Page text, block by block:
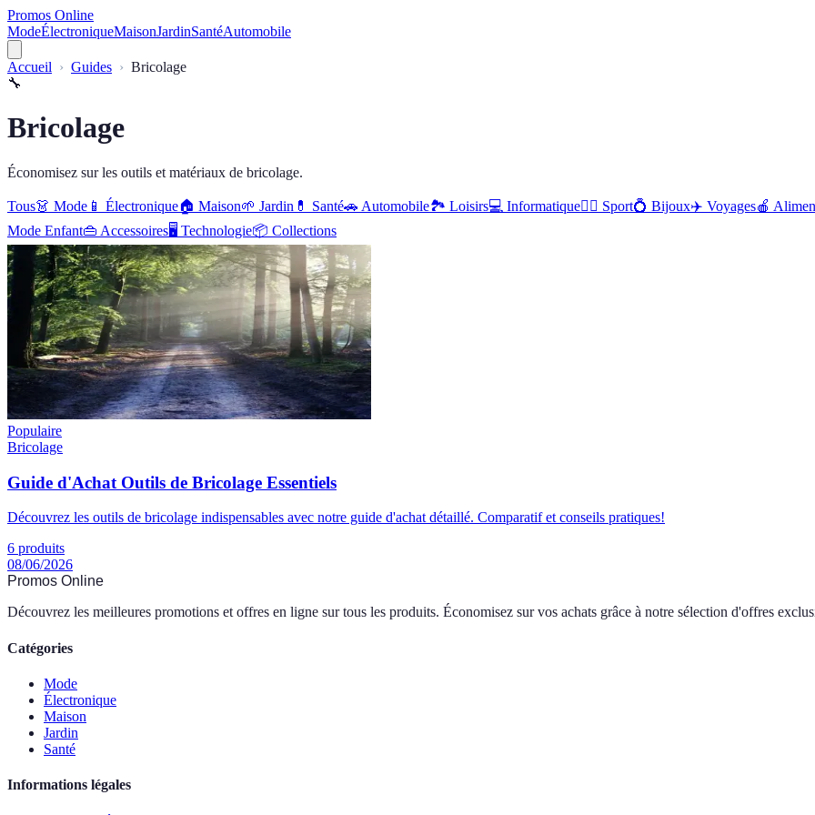
Promos Online
ModeÉlectroniqueMaisonJardinSantéAutomobile
Accueil Guides
Bricolage
🔧
Bricolage
Économisez sur les outils et matériaux de bricolage.
Tous👗 Mode 📱 Électronique🏠 Maison🌱 Jardin 💊 Santé🚗 Automobile🏞️ Loisirs💻 Informatique🏋️‍♂️ Sport💍 Bijoux✈️ Voyages🍎
Mode Enfant👜 Accessoires🖥️ Technologie📦 Collections
Populaire
Bricolage
Guide d'Achat Outils de Bricolage Essentiels
Découvrez les outils de bricolage indispensables avec notre guide d'achat détaillé. Comparatif et conseils pratiques!
6 produits
08/06/2026
Promos Online
Découvrez les meilleures promotions et offres en ligne sur tous les produits. Économisez sur vos achats grâce à notre sélection d'offres
Catégories
Mode
Électronique
Maison
Jardin
Santé
Informations légales